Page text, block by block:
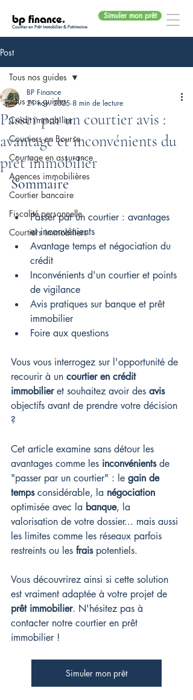
bp finance.
Courtier en Prêt Immobilier & Patrimoine
Simuler mon prêt
Post
Tous nos guides
Crédit immobilier
Courtiers en Bourse
Courtage en assurance
Agences immobilières
Courtier bancaire
Fiscalité personnelle
Courtiers immobiliers
Tous nos guides
Passer par un courtier avis :
avantage et inconvénients du
prêt immobilier
BP Finance
21 nov. 2025 8 min de lecture
Sommaire
Passer par un courtier : avantages
et inconvénients
Avantage temps et négociation du
crédit
Inconvénients d'un courtier et points
de vigilance
Avis pratiques sur banque et prêt
immobilier
Foire aux questions
Vous vous interrogez sur l'opportunité de
recourir à un courtier en crédit
immobilier et souhaitez avoir des avis
objectifs avant de prendre votre décision
?
Cet article examine sans détour les
avantages comme les inconvénients de
"passer par un courtier" : le gain de
temps considérable, la négociation
optimisée avec la banque, la
valorisation de votre dossier... mais aussi
les limites comme les réseaux parfois
restreints ou les frais potentiels.
Vous découvrirez ainsi si cette solution
est vraiment adaptée à votre projet de
prêt immobilier. N'hésitez pas à
contacter notre courtier en prêt
immobilier !
Simuler mon prêt